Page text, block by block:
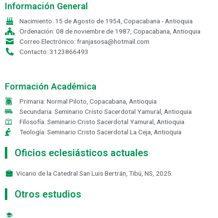
Información General
Nacimiento: 15 de Agosto de 1954, Copacabana - Antioquia
Ordenación: 08 de noviembre de 1987, Copacabana, Antioquia
Correo Electrónico: franjasosa@hotmail.com
Contacto: 3123866493
Formación Académica
Primaria: Normal Piloto, Copacabana, Antioquia
Secundaria: Seminario Cristo Sacerdotal Yamural, Antioquia
Filosofía: Seminario Cristo Sacerdotal Yamural, Antioquia
Teología: Seminario Cristo Sacerdotal La Ceja, Antioquia
Oficios eclesiásticos actuales
Vicario de la Catedral San Luis Bertrán, Tibú, NS, 2025.
Otros estudios